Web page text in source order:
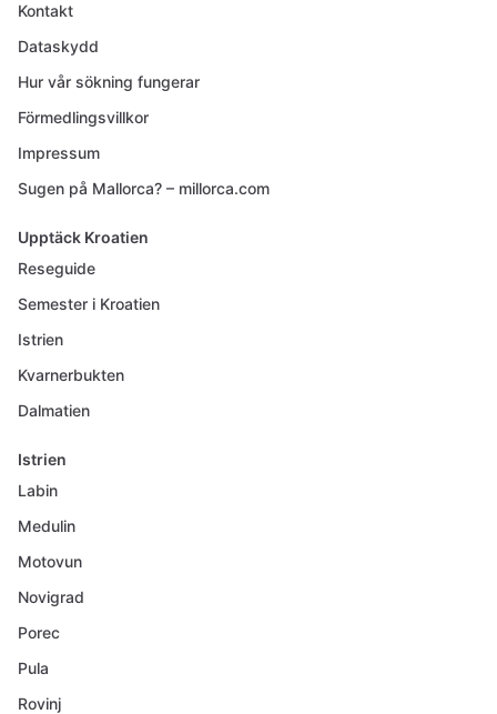
Kontakt
Dataskydd
Hur vår sökning fungerar
Förmedlingsvillkor
Impressum
Sugen på Mallorca? – millorca.com
Upptäck Kroatien
Reseguide
Semester i Kroatien
Istrien
Kvarnerbukten
Dalmatien
Istrien
Labin
Medulin
Motovun
Novigrad
Porec
Pula
Rovinj